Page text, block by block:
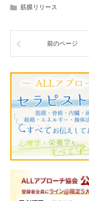
筋膜リリース
前のページ